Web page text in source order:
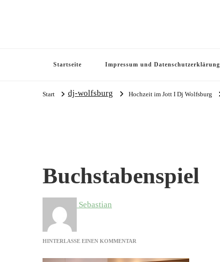
Startseite Impressum und Datenschutzerklärung
Start dj-wolfsburg Hochzeit im Jott I Dj Wolfsburg
Buchstabenspiel
Sebastian
HINTERLASSE EINEN KOMMENTAR